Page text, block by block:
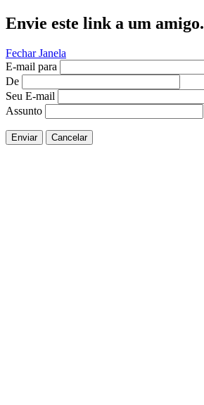
Envie este link a um amigo.
Fechar Janela
E-mail para
De
Seu E-mail
Assunto
Enviar Cancelar